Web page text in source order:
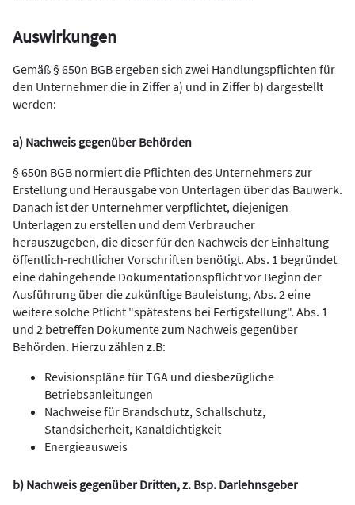
Auswirkungen
Gemäß § 650n BGB ergeben sich zwei Handlungspflichten für
den Unternehmer die in Ziffer a) und in Ziffer b) dargestellt
werden:
a) Nachweis gegenüber Behörden
§ 650n BGB normiert die Pflichten des Unternehmers zur
Erstellung und Herausgabe von Unterlagen über das Bauwerk.
Danach ist der Unternehmer verpflichtet, diejenigen
Unterlagen zu erstellen und dem Verbraucher
herauszugeben, die dieser für den Nachweis der Einhaltung
öffentlich-rechtlicher Vorschriften benötigt. Abs. 1 begründet
eine dahingehende Dokumentationspflicht vor Beginn der
Ausführung über die zukünftige Bauleistung, Abs. 2 eine
weitere solche Pflicht "spätestens bei Fertigstellung". Abs. 1
und 2 betreffen Dokumente zum Nachweis gegenüber
Behörden. Hierzu zählen z.B:
Revisionspläne für TGA und diesbezügliche
Betriebsanleitungen
Nachweise für Brandschutz, Schallschutz,
Standsicherheit, Kanaldichtigkeit
Energieausweis
b) Nachweis gegenüber Dritten, z. Bsp. Darlehnsgeber